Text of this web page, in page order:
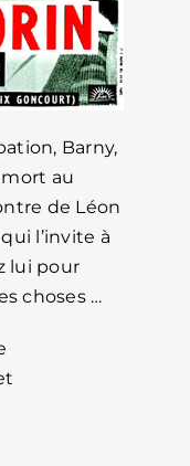
Barny,
au
de Léon
l’invite à
lui pour
choses …